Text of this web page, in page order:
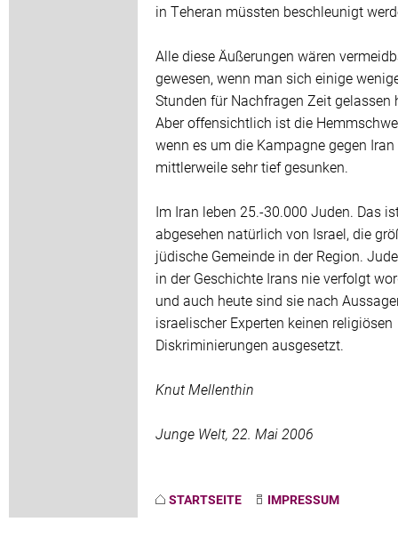
in Teheran müssten beschleunigt
Alle diese Äußerungen wären
gewesen, wenn man sich einige
Stunden für Nachfragen Zeit gelassen
Aber offensichtlich ist die
wenn es um die Kampagne gegen Iran
mittlerweile sehr tief gesunken.
Im Iran leben 25.-30.000 Juden. Das
abgesehen natürlich von Israel, die
jüdische Gemeinde in der Region.
in der Geschichte Irans nie verfolgt
und auch heute sind sie nach
israelischer Experten keinen religiösen
Diskriminierungen ausgesetzt.
Knut Mellenthin
Junge Welt, 22. Mai 2006
STARTSEITE IMPRESSUM